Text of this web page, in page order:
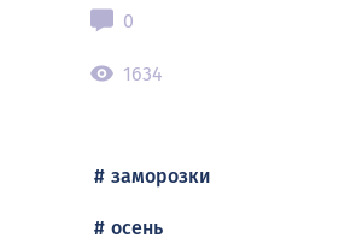
0
1634
заморозки
осень